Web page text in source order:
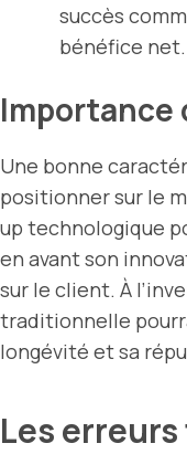
succès
bénéfice net.
Importance
Une bonne
positionner sur le
up technologique
en avant son
sur le client. À
traditionnelle
longévité et sa
Les